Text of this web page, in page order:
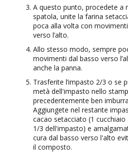
A questo punto, procedete a
spatola, unite la farina
poca alla volta con
verso l’alto.
Allo stesso modo, sempre
movimenti dal basso verso
anche la panna.
Trasferite l’impasto 2/3 o se
metà dell'impasto nello
precedentemente ben
Aggiungete nel restante
cacao setacciato (1
1/3 dell'impasto) e
cura dal basso verso l'alto
il composto.